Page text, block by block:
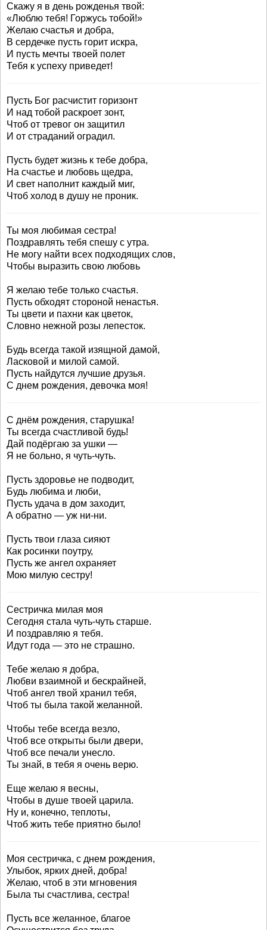
Скажу я в день рожденья твой:
«Люблю тебя! Горжусь тобой!»
Желаю счастья и добра,
В сердечке пусть горит искра,
И пусть мечты твоей полет
Тебя к успеху приведет!
Пусть Бог расчистит горизонт
И над тобой раскроет зонт,
Чтоб от тревог он защитил
И от страданий оградил.
Пусть будет жизнь к тебе добра,
На счастье и любовь щедра,
И свет наполнит каждый миг,
Чтоб холод в душу не проник.
Ты моя любимая сестра!
Поздравлять тебя спешу с утра.
Не могу найти всех подходящих слов,
Чтобы выразить свою любовь
Я желаю тебе только счастья.
Пусть обходят стороной ненастья.
Ты цвети и пахни как цветок,
Словно нежной розы лепесток.
Будь всегда такой изящной дамой,
Ласковой и милой самой.
Пусть найдутся лучшие друзья.
С днем рождения, девочка моя!
С днём рождения, старушка!
Ты всегда счастливой будь!
Дай подёргаю за ушки —
Я не больно, я чуть-чуть.
Пусть здоровье не подводит,
Будь любима и люби,
Пусть удача в дом заходит,
А обратно — уж ни-ни.
Пусть твои глаза сияют
Как росинки поутру,
Пусть же ангел охраняет
Мою милую сестру!
Сестричка милая моя
Сегодня стала чуть-чуть старше.
И поздравляю я тебя.
Идут года — это не страшно.
Тебе желаю я добра,
Любви взаимной и бескрайней,
Чтоб ангел твой хранил тебя,
Чтоб ты была такой желанной.
Чтобы тебе всегда везло,
Чтоб все открыты были двери,
Чтоб все печали унесло.
Ты знай, в тебя я очень верю.
Еще желаю я весны,
Чтобы в душе твоей царила.
Ну и, конечно, теплоты,
Чтоб жить тебе приятно было!
Моя сестричка, с днем рождения,
Улыбок, ярких дней, добра!
Желаю, чтоб в эти мгновения
Была ты счастлива, сестра!
Пусть все желанное, благое